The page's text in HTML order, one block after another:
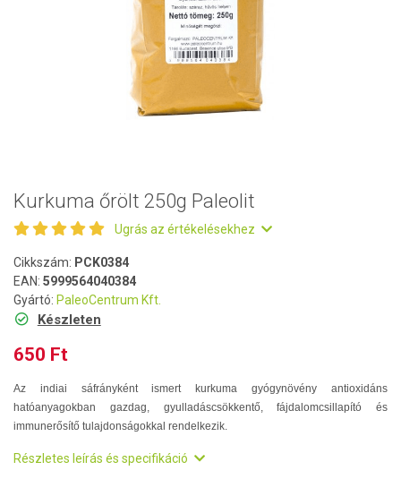
Kurkuma őrölt 250g Paleolit
Ugrás az értékelésekhez
Cikkszám: PCK0384
EAN: 5999564040384
Gyártó: PaleoCentrum Kft.
Készleten
650 Ft
Az indiai sáfrányként ismert kurkuma gyógynövény antioxidáns
hatóanyagokban gazdag, gyulladáscsökkentő, fájdalomcsillapító és
immunerősítő tulajdonságokkal rendelkezik.
Részletes leírás és specifikáció